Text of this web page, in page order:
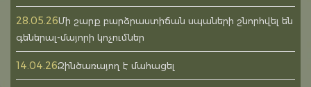
28.05.26Մի շարք բարձրաստիճան սպաների շնորհվել են
գեներալ-մայորի կոչումներ
14.04.26Զինծառայող է մահացել